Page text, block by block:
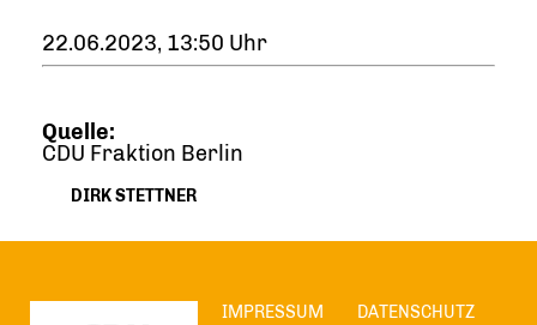
22.06.2023, 13:50 Uhr
Quelle:
CDU Fraktion Berlin
DIRK STETTNER
IMPRESSUM
DATENSCHUTZ